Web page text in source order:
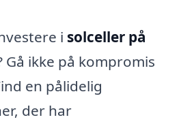
i solceller på
Gå ikke på kompromis
en pålidelig
der har